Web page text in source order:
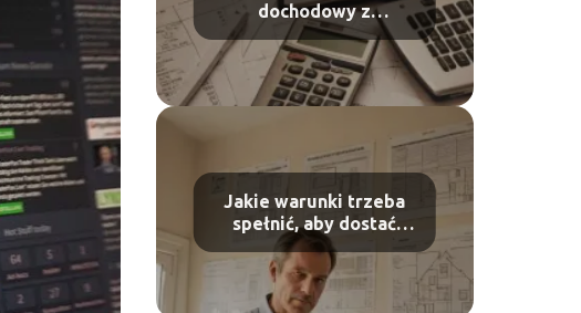
dochodowy z
działalności – terminy i
zasady
Jakie warunki trzeba
spełnić, aby dostać
dofinansowanie na
ocieplenie domu?